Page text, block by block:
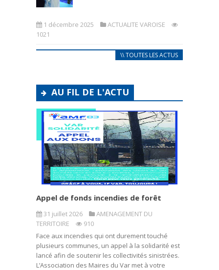
1 décembre 2025
ACTUALITE VAROISE
1021
\\ TOUTES LES ACTUS
AU FIL DE L'ACTU
Appel de fonds incendies de forêt
31 juillet 2026
AMENAGEMENT DU
TERRITOIRE
910
Face aux incendies qui ont durement touché
plusieurs communes, un appel à la solidarité est
lancé afin de soutenir les collectivités sinistrées.
L’Association des Maires du Var met à votre